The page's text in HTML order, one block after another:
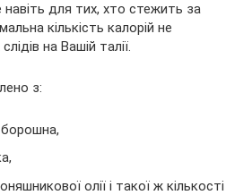
навіть для тих, хто стежить за
кількість калорій не
на Вашій талії.
з:
олії і такої ж кількості